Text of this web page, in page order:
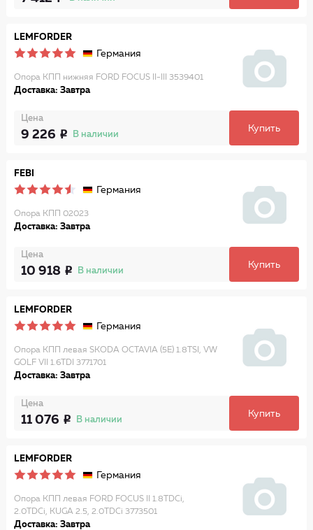
LEMFORDER
Германия
Опора КПП нижняя FORD FOCUS II-III 3539401
Доставка: Завтра
Цена
9 226 В наличии
Купить
FEBI
Германия
Опора КПП 02023
Доставка: Завтра
Цена
10 918 В наличии
Купить
LEMFORDER
Германия
Опора КПП левая SKODA OCTAVIA (5E) 1.8TSI, VW
GOLF VII 1.6TDI 3771701
Доставка: Завтра
Цена
11 076 В наличии
Купить
LEMFORDER
Германия
Опора КПП левая FORD FOCUS II 1.8TDCi,
2.0TDCi, KUGA 2.5, 2.0TDCi 3773501
Доставка: Завтра